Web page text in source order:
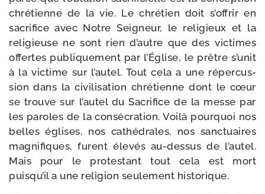
chré­tienne de la vie. Le chré­tien doit s’offrir en
sacri­fice avec Notre Seigneur, le reli­gieux et la
reli­gieuse ne sont rien d’autre que des vic­times
offertes publi­que­ment par l’Église, le prêtre s’unit
à la vic­time sur l’autel. Tout cela a une réper­cus­
sion dans la civi­li­sa­tion chré­tienne dont le cœur
se trouve sur l’autel du Sacrifice de la messe par
les paroles de la consé­cra­tion. Voilà pour­quoi nos
belles églises, nos cathé­drales, nos sanc­tuaires
magni­fiques, furent éle­vés au-​dessus de l’autel.
Mais pour le pro­tes­tant tout cela est mort
puisqu’il a une reli­gion seule­ment historique.